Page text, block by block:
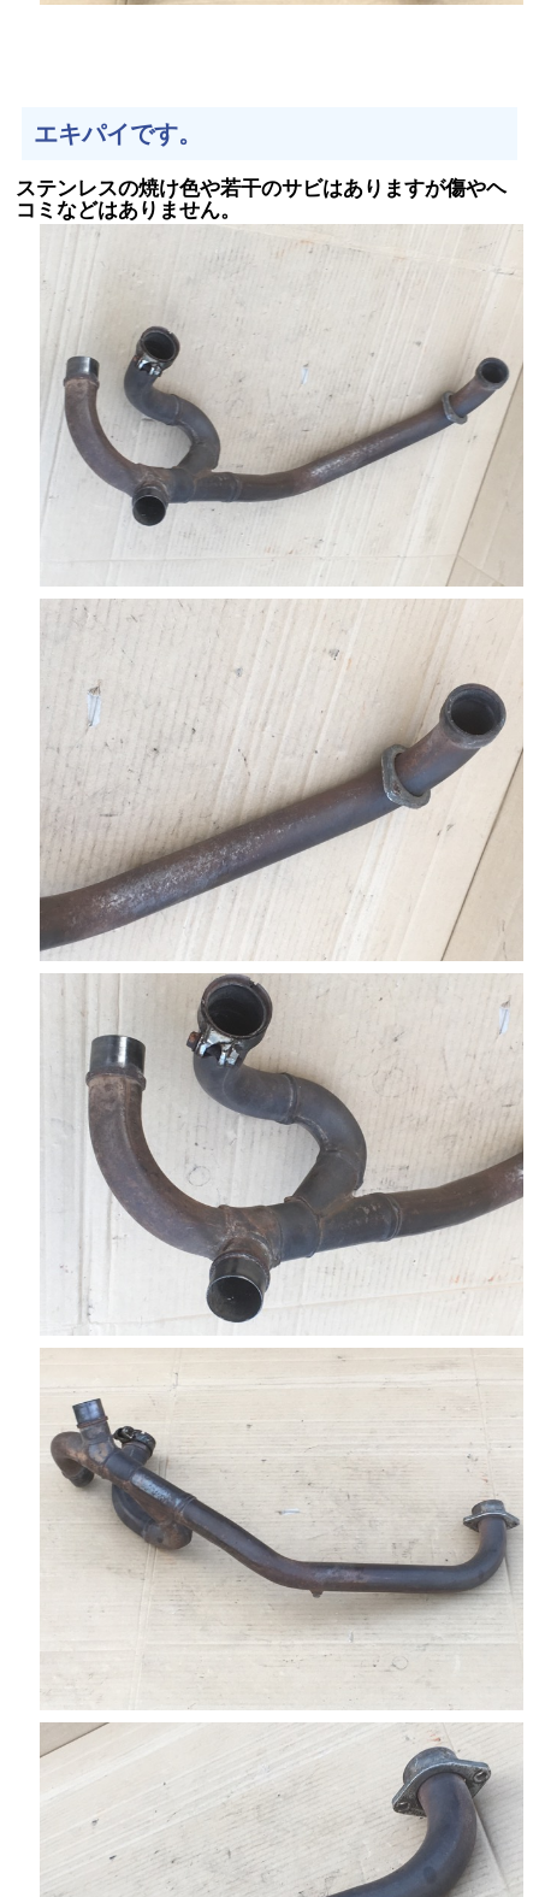
エキパイです。
ステンレスの焼け色や若干のサビはありますが傷やヘ
コミなどはありません。